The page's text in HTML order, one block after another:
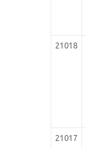
21018
21017